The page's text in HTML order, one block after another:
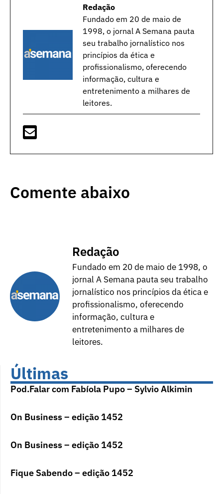
Redação
Fundado em 20 de maio de
1998, o jornal A Semana pauta
seu trabalho jornalístico nos
princípios da ética e
profissionalismo, oferecendo
informação, cultura e
entretenimento a milhares de
leitores.
Comente abaixo
Redação
Fundado em 20 de maio de 1998, o
jornal A Semana pauta seu trabalho
jornalístico nos princípios da ética e
profissionalismo, oferecendo
informação, cultura e
entretenimento a milhares de
leitores.
Últimas
Pod.Falar com Fabíola Pupo – Sylvio Alkimin
On Business – edição 1452
On Business – edição 1452
Fique Sabendo – edição 1452